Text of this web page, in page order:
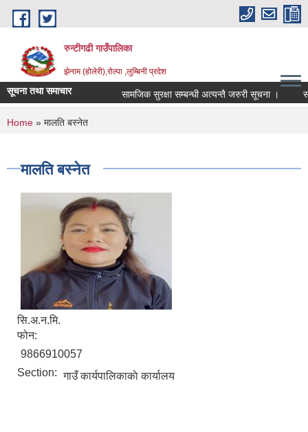
Skip to main content
रुन्टीगढी गाउँपालिका
झेनाम (होलेरी),रोल्पा ,लुम्बिनी प्रदेश
सूचना तथा समाचार सामजिक सुरक्षा सम्बन्धी अत्यन्तै जरुरी सूचना ।
You are here
Home » मालति बस्नेत
मालति बस्नेत
सि.अ.न.मि.
फोन:
9866910057
Section: गाउँ कार्यपालिकाकाे कार्यालय